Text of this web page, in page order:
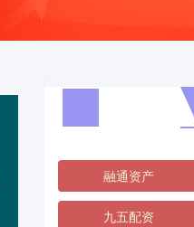
融通资产
九五配资